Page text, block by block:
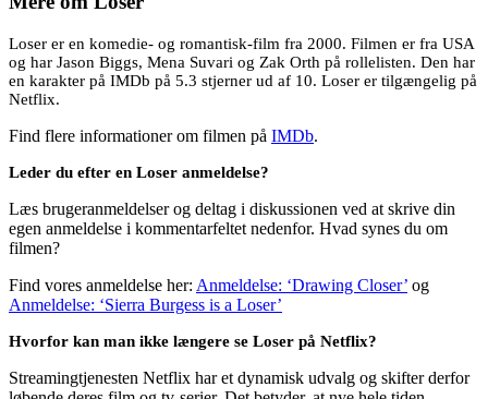
Loser er en komedie- og romantisk-film fra 2000. Filmen er fra USA
og har Jason Biggs, Mena Suvari og Zak Orth på rollelisten. Den har
en karakter på IMDb på 5.3 stjerner ud af 10. Loser er tilgængelig på
Netflix.
Find flere informationer om filmen på IMDb.
Leder du efter en Loser anmeldelse?
Læs brugeranmeldelser og deltag i diskussionen ved at skrive din
egen anmeldelse i kommentarfeltet nedenfor. Hvad synes du om
filmen?
Find vores anmeldelse her: Anmeldelse: ‘Drawing Closer’ og
Anmeldelse: ‘Sierra Burgess is a Loser’
Hvorfor kan man ikke længere se Loser på Netflix?
Streamingtjenesten Netflix har et dynamisk udvalg og skifter derfor